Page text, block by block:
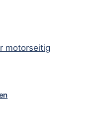
motorseitig